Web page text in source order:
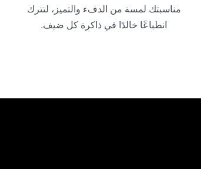
مناسبتك لمسة من الدفء والتميز، لتترك
انطباعًا خالدًا في ذاكرة كل ضيف.